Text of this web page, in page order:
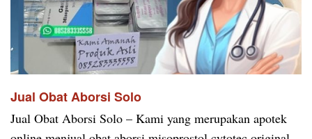
Jual Obat Aborsi Solo
Jual Obat Aborsi Solo – Kami yang merupakan apotek